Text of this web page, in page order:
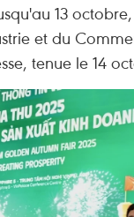
13
et du
tenue le 14